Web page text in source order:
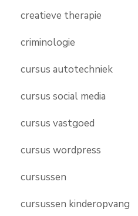
creatieve therapie
criminologie
cursus autotechniek
cursus social media
cursus vastgoed
cursus wordpress
cursussen
cursussen kinderopvang